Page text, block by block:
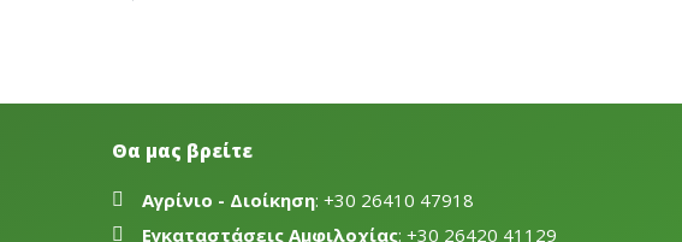
Θα μας βρείτε
Αγρίνιο - Διοίκηση: +30 26410 47918
Εγκαταστάσεις Αμφιλοχίας: +30 26420 41129